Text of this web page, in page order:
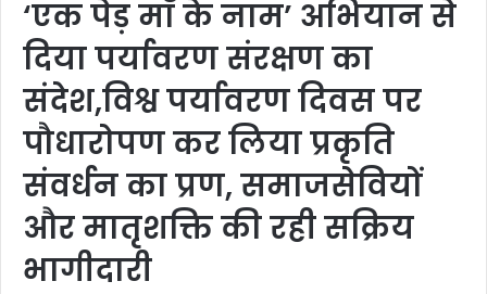
‘एक पेड़ माँ के नाम’ अभियान से
दिया पर्यावरण संरक्षण का
संदेश,विश्व पर्यावरण दिवस पर
पौधारोपण कर लिया प्रकृति
संवर्धन का प्रण, समाजसेवियों
और मातृशक्ति की रही सक्रिय
भागीदारी